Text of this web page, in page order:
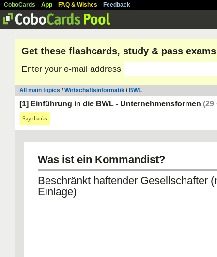
CoboCards App FAQ & Wishes Feedback
Get these flashcards, study & pass
Enter your e-mail address
All main topics /Wirtschaftsinformatik / BWL
[1] Einführung in die BWL - Unternehmensformen (29
Say thanks
Was ist ein Kommandist?
Beschränkt haftender Gesellschafter
Einlage)